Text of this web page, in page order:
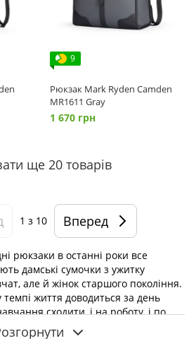
9
Рюкзак Mark Ryden Camden
MR1611 Gray
1 670 грн
ще 20 товарів
1 з 10 Вперед
рюкзаки в останні роки все
дамські сумочки з ужитку
але й жінок старшого покоління.
життя доводиться за день
сходити, і на роботу, і по
на тренування або в клуб за
Тому все необхідне має бути при